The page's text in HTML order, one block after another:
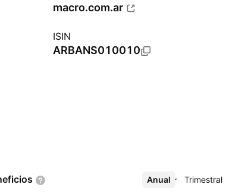
macro.com.ar
ISIN
ARBANS010010
Anual Trimestral
Más